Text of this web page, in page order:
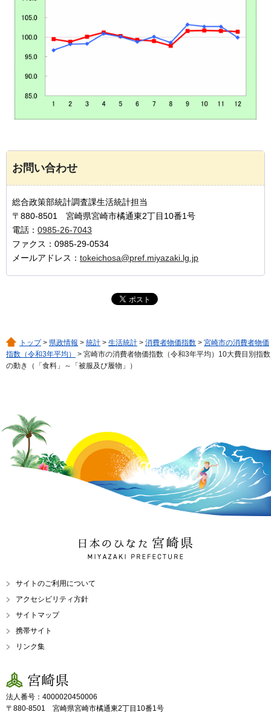
お問い合わせ
総合政策部統計調査課生活統計担当
〒880-8501 宮崎県宮崎市橘通東2丁目10番1号
電話： 0985-26-7043
ファクス：0985-29-0534
メールアドレス： tokeichosa@pref.miyazaki.lg.jp
トップ> 県政情報 > 統計 > 生活統計 > 消費者物価指数 > 宮崎市の消費者物価
指数（令和3年平均）
> 宮崎市の消費者物価指数（令和3年平均）10大費目別指数
の動き（「食料」～「被服及び履物」）
日本のひなた 宮崎県
MIYAZAKI PREFECTURE
サイトのご利用について
アクセシビリティ方針
サイトマップ
携帯サイト
リンク集
宮崎県
法人番号：4000020450006
〒880-8501 宮崎県宮崎市橘通東2丁目10番1号